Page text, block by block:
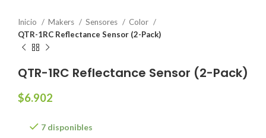
Inicio Makers Sensores
Color
QTR-1RC Reflectance Sensor (2-Pack)
QTR-1RC Reflectance Sensor (2-Pack)
$6.902
7 disponibles